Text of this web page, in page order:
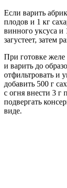
Если варить
плодов и 1 кг
винного уксуса и
загустеет, затем
При готовке желе
и варить до
отфильтровать и
добавить 500 г
с огня внести 3
подвергать
виде.